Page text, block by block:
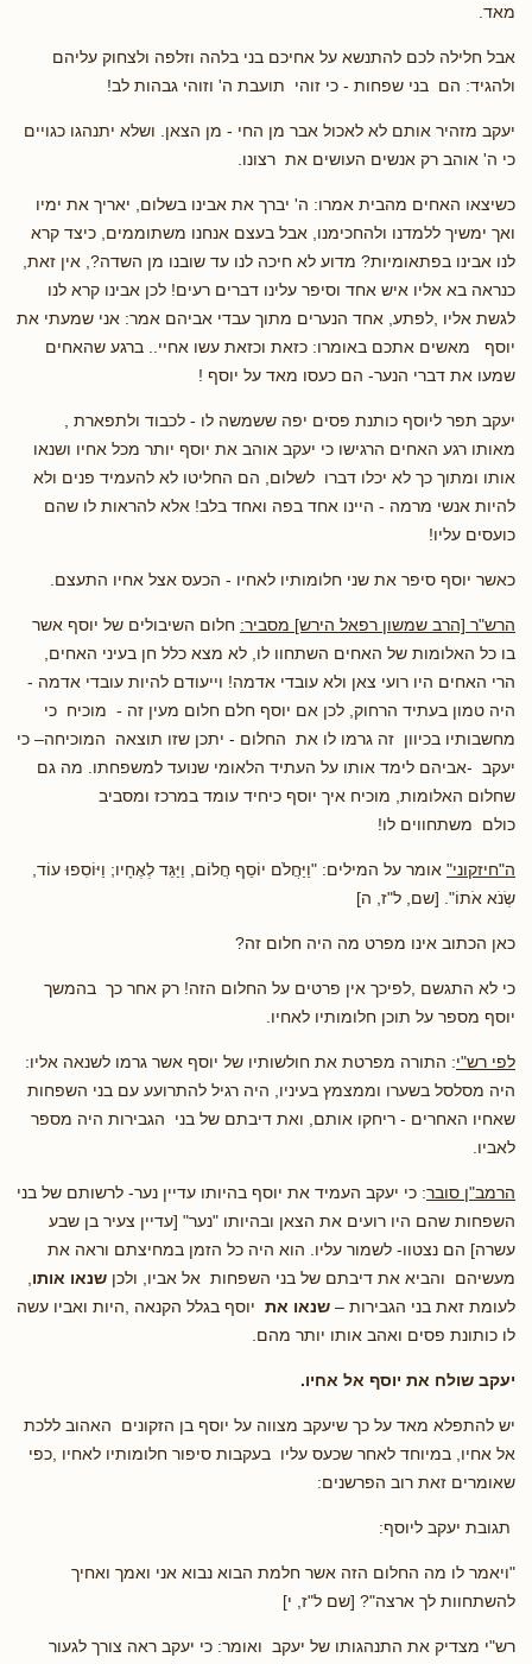
מאד.
אבל חלילה לכם להתנשא על אחיכם בני בלהה וזלפה ולצחוק עליהם
ולהגיד: הם בני שפחות - כי זוהי תועבת ה' וזוהי גבהות לב!
יעקב מזהיר אותם לא לאכול אבר מן החי - מן הצאן. ושלא יתנהגו כגויים
כי ה' אוהב רק אנשים העושים את רצונו.
כשיצאו האחים מהבית אמרו: ה' יברך את אבינו בשלום, יאריך את ימיו
ואך ימשיך ללמדנו ולהחכימנו, אבל בעצם אנחנו משתוממים, כיצד קרא
לנו אבינו בפתאומיות? מדוע לא חיכה לנו עד שובנו מן השדה?, אין זאת,
כנראה בא אליו איש אחד וסיפר עלינו דברים רעים! לכן אבינו קרא לנו
לגשת אליו ,לפתע, אחד הנערים מתוך עבדי אביהם אמר: אני שמעתי את
יוסף מאשים אתכם באומרו: כזאת וכזאת עשו אחיי.. ברגע שהאחים
שמעו את דברי הנער- הם כעסו מאד על יוסף !
יעקב תפר ליוסף כותנת פסים יפה ששמשה לו - לכבוד ולתפארת ,
מאותו רגע האחים הרגישו כי יעקב אוהב את יוסף יותר מכל אחיו ושנאו
אותו ומתוך כך לא יכלו דברו לשלום, הם החליטו לא להעמיד פנים ולא
להיות אנשי מרמה - היינו אחד בפה ואחד בלב! אלא להראות לו שהם
כועסים עליו!
כאשר יוסף סיפר את שני חלומותיו לאחיו - הכעס אצל אחיו התעצם.
הרש"ר [הרב שמשון רפאל הירש] מסביר: חלום השיבולים של יוסף אשר
בו כל האלומות של האחים השתחוו לו, לא מצא כלל חן בעיני האחים,
הרי האחים היו רועי צאן ולא עובדי אדמה! וייעודם להיות עובדי אדמה -
היה טמון בעתיד הרחוק, לכן אם יוסף חלם חלום מעין זה - מוכיח כי
מחשבותיו בכיוון זה גרמו לו את החלום - יתכן שזו תוצאה המוכיחה– כי
יעקב -אביהם לימד אותו על העתיד הלאומי שנועד למשפחתו. מה גם
שחלום האלומות, מוכיח איך יוסף כיחיד עומד במרכז ומסביב
כולם משתחווים לו!
ה"חיזקוני" אומר על המילים: "וַיַּחֲלֹם יוֹסֵף חֲלוֹם, וַיַּגֵּד לְאֶחָיו; וַיּוֹסִפוּ עוֹד,
שְׂנֹא אֹתוֹ". [שם, ל"ז, ה]
כאן הכתוב אינו מפרט מה היה חלום זה?
כי לא התגשם ,לפיכך אין פרטים על החלום הזה! רק אחר כך בהמשך
יוסף מספר על תוכן חלומותיו לאחיו.
לפי רש"י: התורה מפרטת את חולשותיו של יוסף אשר גרמו לשנאה אליו:
היה מסלסל בשערו וממצמץ בעיניו, היה רגיל להתרועע עם בני השפחות
שאחיו האחרים - ריחקו אותם, ואת דיבתם של בני הגבירות היה מספר
לאביו.
הרמב"ן סובר: כי יעקב העמיד את יוסף בהיותו עדיין נער- לרשותם של בני
השפחות שהם היו רועים את הצאן ובהיותו "נער" [עדיין צעיר בן שבע
עשרה] הם נצטוו- לשמור עליו. הוא היה כל הזמן במחיצתם וראה את
מעשיהם והביא את דיבתם של בני השפחות אל אביו, ולכן שנאו אותו
לעומת זאת בני הגבירות – שנאו את יוסף בגלל הקנאה ,היות ואביו עשה
לו כותונת פסים ואהב אותו יותר מהם.
יעקב שולח את יוסף אל אחיו.
יש להתפלא מאד על כך שיעקב מצווה על יוסף בן הזקונים האהוב ללכת
אל אחיו, במיוחד לאחר שכעס עליו בעקבות סיפור חלומותיו לאחיו ,כפי
שאומרים זאת רוב הפרשנים:
תגובת יעקב ליוסף:
"ויאמר לו מה החלום הזה אשר חלמת הבוא נבוא אני ואמך ואחיך
להשתחוות לך ארצה"? [שם ל"ז, י]
רש"י מצדיק את התנהגותו של יעקב ואומר: כי יעקב ראה צורך לגעור